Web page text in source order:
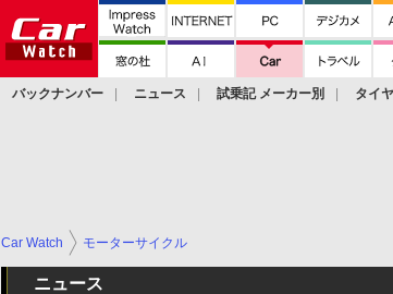
バックナンバー ニュース 試乗記 メーカー別 タイヤ
Car Watch モーターサイクル
ニュース